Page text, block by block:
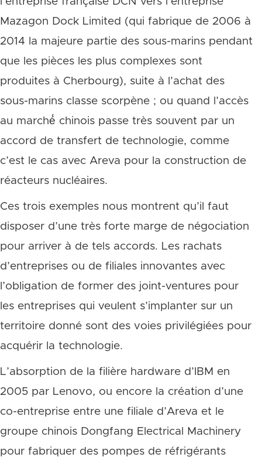
Mazagon Dock Limited (qui fabrique de 2006 à
2014 la majeure partie des sous-marins pendant
que les pièces les plus complexes sont
produites à Cherbourg), suite à l’achat des
sous-marins classe scorpène ; ou quand l’accès
au marché́ chinois passe très souvent par un
accord de transfert de technologie, comme
c’est le cas avec Areva pour la construction de
réacteurs nucléaires.
Ces trois exemples nous montrent qu’il faut
disposer d’une très forte marge de négociation
pour arriver à de tels accords. Les rachats
d’entreprises ou de filiales innovantes avec
l’obligation de former des joint-ventures pour
les entreprises qui veulent s’implanter sur un
territoire donné sont des voies privilégiées pour
acquérir la technologie.
L’absorption de la filière hardware d’IBM en
2005 par Lenovo, ou encore la création d’une
co-entreprise entre une filiale d’Areva et le
groupe chinois Dongfang Electrical Machinery
pour fabriquer des pompes de réfrigérants